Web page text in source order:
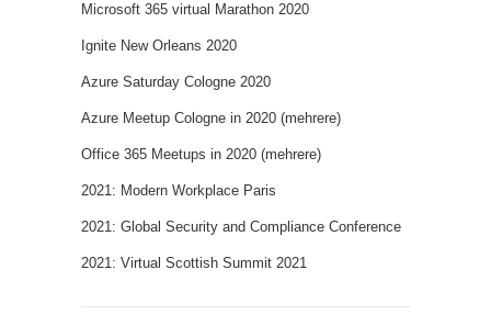
Microsoft 365 virtual Marathon 2020
Ignite New Orleans 2020
Azure Saturday Cologne 2020
Azure Meetup Cologne in 2020 (mehrere)
Office 365 Meetups in 2020 (mehrere)
2021: Modern Workplace Paris
2021: Global Security and Compliance Conference
2021: Virtual Scottish Summit 2021